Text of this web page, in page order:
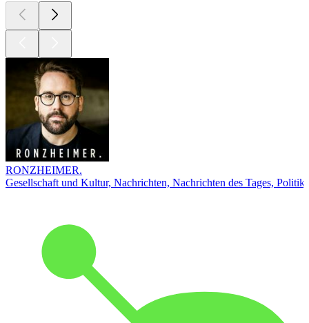
RONZHEIMER.
Gesellschaft und Kultur, Nachrichten, Nachrichten des Tages, Politik